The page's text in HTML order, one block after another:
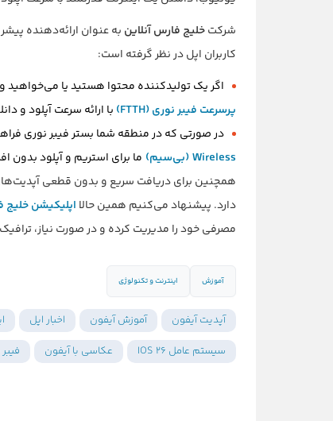
شرکتخلیج فارس آنلاین به عنوان ارائه‌دهنده
کاربران اپل در نظر گرفته است:
اگر یک تولیدکننده محتوا هستید یا می‌خواهید
پرسرعت فیبر نوری (FTTH)
با ارائه سرعت آپلود و
در صورتی که در منطقه شما بستر فیبر نوری
Wireless (بی‌سیم)
ما برای استریم و آپلود بدون
دارد. پیشنهاد می‌کنیم همین حالا اپلیکیشن خلیج
مصرفی خود را مدیریت کرده و در صورت نیاز،
آموزش اینترنت و تکنولوژی
آپدیت آیفون آموزش آیفون اخبار اپل
سیستم عامل IOS 26
عکاسی با آیفون